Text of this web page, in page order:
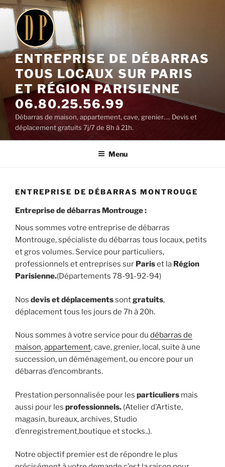
Aller
contenu
principal
ENTREPRISE DE DÉBARRAS
TOUS LOCAUX SUR PARIS
ET RÉGION PARISIENNE
06.80.25.56.99
Débarras de maison, appartement, cave, grenier…. Devis et
déplacement gratuits 7j/7 de 8h à 21h.
Menu
ENTREPRISE DE DÉBARRAS MONTROUGE
Entreprise de débarras Montrouge :
Nous sommes votre entreprise de débarras
Montrouge, spécialiste du débarras tous locaux, petits
et gros volumes. Service pour particuliers,
professionnels et entreprises sur Pariset la Région
Parisienne.(Départements 78-91-92-94)
Nos devis et déplacementssontgratuits,
déplacement tous les jours de 7h à 20h.
Nous sommes à votre service pour du débarras de
maison,appartement, cave, grenier, local, suite à une
succession, un déménagement, ou encore pour un
débarras d’encombrants.
Prestation personnalisée pour les particuliers mais
aussi pour les professionnels. (Atelier d’Artiste,
magasin, bureaux, archives, Studio
d’enregistrement,boutique et stocks..).
Notre objectif premier est de répondre le plus